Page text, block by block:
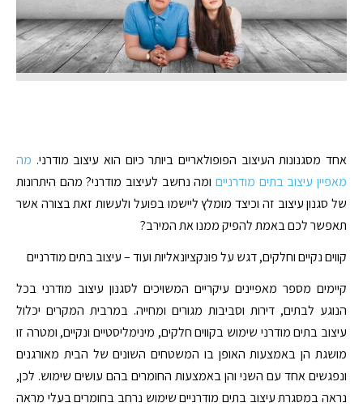
אחד מסגנונות העיצוב הפופולאריים ביותר כיום הוא עיצוב מודרני. מה
מאפיין עיצוב בתים מודרניים ומה נחשב לעיצוב מודרני? מהם היתרונות
של סגנון עיצוב זה וכיצד מומלץ ליישמו בפועל ולעשות זאת בצורה אשר
תאפשר לכם באמת להפיק ממנו את המירב?
קווים נקיים וחלקים, דגש על פונקציונאליות ועוד – עיצוב בתים מודרניים
קיימים מספר מאפיינים עיקריים המשויכים לסגנון עיצוב מודרני בכל
הנוגע לבתים, דירות וסביבות מגורים ומחייה. במרבית המקרים יכלול
עיצוב בתים מודרני שימוש בקווים חלקים, מינימליסטיים ונקיים, ומטרה זו
מושגת הן באמצעות האופן בו המשטחים השונים של הבית מאורגנים
ונפגשים אחד עם השני והן באמצעות החומרים בהם עושים שימוש. לכן,
נראה במסגרת עיצוב בתים מודרניים שימוש נרחב בחומרים בעלי מראה